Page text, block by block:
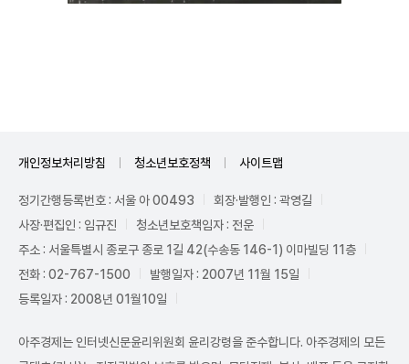
개인정보처리방침 청소년보호정책 사이트맵
정기간행등록번호 : 서울 아 00493
회장·발행인 : 곽영길
사장·편집인 : 임규진
청소년보호책임자 : 전운
주소 : 서울특별시 종로구 종로 1길 42(수송동 146-1) 이마빌딩 11층
전화 : 02-767-1500
발행일자 : 2007년 11월 15일
등록일자 : 2008년 01월10일
아주경제는 인터넷신문윤리위원회 윤리강령을 준수합니다. 아주경제의 모든